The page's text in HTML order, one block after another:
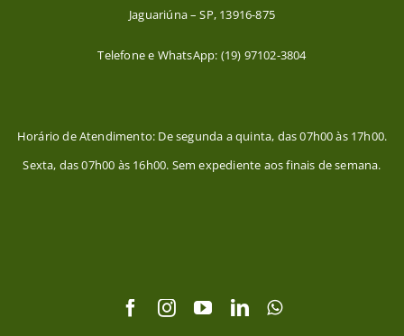
Jaguariúna – SP, 13916-875
Telefone e WhatsApp: (19) 97102-3804
Horário de Atendimento: De segunda a quinta, das 07h00 às 17h00.
Sexta, das 07h00 às 16h00. Sem expediente aos finais de semana.